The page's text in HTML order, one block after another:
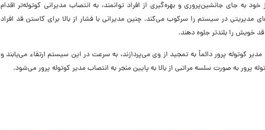
به جای جانشین‌پروری و بهره‌گیری از افراد توانمند، به انتصاب مدیرانی کوتوله‌تر اقدام
مدیریتی در سیستم را سرکوب می‌کند. چنین مدیرانی با فشار از بالا برای کاستن قد افراد
خویش را بلندتر جلوه دهند.
کوتوله پرور دائماً به تمجید از وی می‌پردازند، به سرعت در این سیستم ارتقاء می‌یابند و
پرور به صورت سلسه مراتبی از بالا به پایین منجر به انتصاب مدیر کوتوله پرور می‌شود.